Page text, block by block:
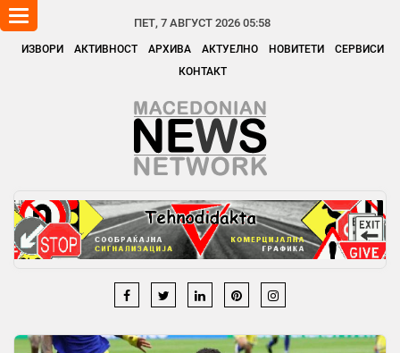
ПЕТ, 7 АВГУСТ 2026 05:58
ИЗВОРИ АКТИВНОСТ АРХИВА АКТУЕЛНО НОВИТЕТИ
СЕРВИСИ
КОНТАКТ
Toggle
navigation